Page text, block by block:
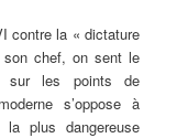
contre la « dictature
chef, on sent le
sur les points de
s’oppose à
la plus dangereuse